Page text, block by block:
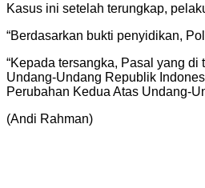
Kasus ini setelah terungkap,
“Berdasarkan bukti penyidikan,
“Kepada tersangka, Pasal yang
Undang-Undang Republik
Perubahan Kedua Atas Undang-
(Andi Rahman)